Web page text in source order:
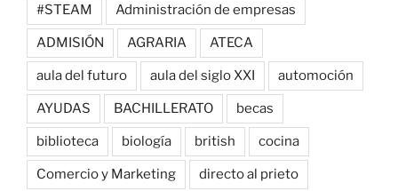
#STEAM Administración de empresas
ADMISIÓN AGRARIA ATECA
aula del futuro aula del siglo XXI automoción
AYUDAS BACHILLERATO becas
biblioteca biología british cocina
Comercio y Marketing directo al prieto